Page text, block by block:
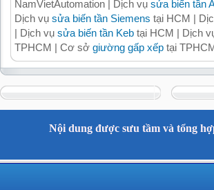
NamVietAutomation | Dịch vụ sửa biến tần
Dịch vụ sửa biến tần Siemens tại HCM |
| Dịch vụ sửa biến tần Keb tại HCM | Dịch
TPHCM | Cơ sở giường gấp xếp tại
Nội dung được sưu tầm và tổng